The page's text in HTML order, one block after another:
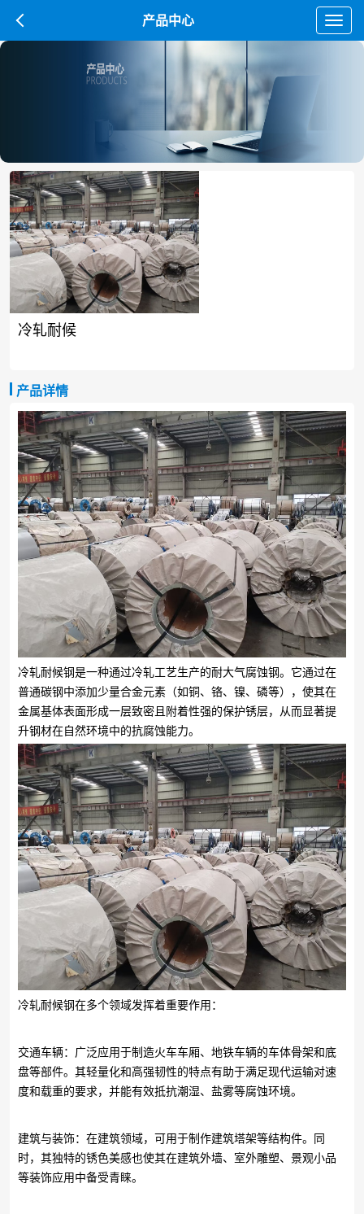
产品中心
冷轧耐候
产品详情
冷轧耐候钢是一种通过冷轧工艺生产的耐大气腐蚀钢。它通过在
普通碳钢中添加少量合金元素（如铜、铬、镍、磷等），使其在
金属基体表面形成一层致密且附着性强的保护锈层，从而显著提
升钢材在自然环境中的抗腐蚀能力。
冷轧耐候钢在多个领域发挥着重要作用：
交通车辆：广泛应用于制造火车车厢、地铁车辆的车体骨架和底
盘等部件。其轻量化和高强韧性的特点有助于满足现代运输对速
度和载重的要求，并能有效抵抗潮湿、盐雾等腐蚀环境。
建筑与装饰：在建筑领域，可用于制作建筑塔架等结构件。同
时，其独特的锈色美感也使其在建筑外墙、室外雕塑、景观小品
等装饰应用中备受青睐。